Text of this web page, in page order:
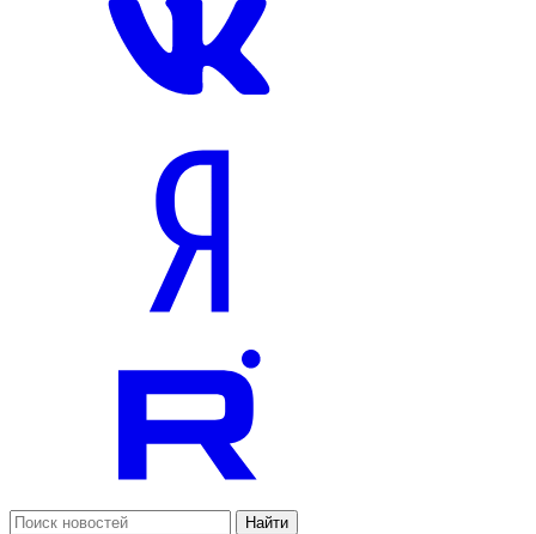
Найти